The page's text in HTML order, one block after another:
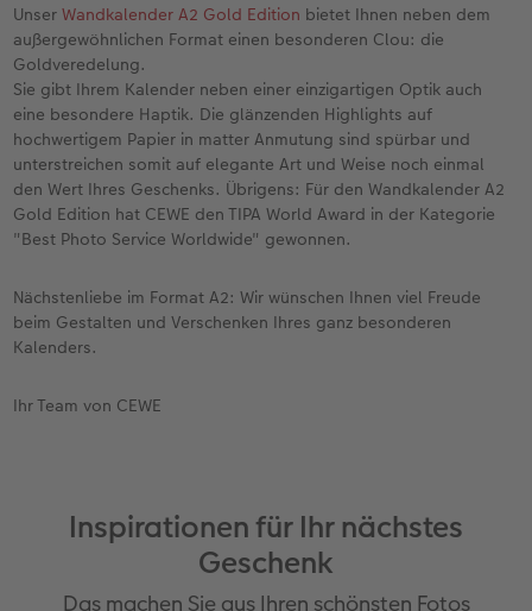
UnserWandkalender A2 Gold Edition bietet Ihnen neben dem
außergewöhnlichen Format einen besonderen Clou: die
Goldveredelung.
Sie gibt Ihrem Kalender neben einer einzigartigen Optik auch
eine besondere Haptik. Die glänzenden Highlights auf
hochwertigem Papier in matter Anmutung sind spürbar und
unterstreichen somit auf elegante Art und Weise noch einmal
den Wert Ihres Geschenks. Übrigens: Für den Wandkalender A2
Gold Edition hat CEWE den TIPA World Award in der Kategorie
"Best Photo Service Worldwide" gewonnen.
Nächstenliebe im Format A2: Wir wünschen Ihnen viel Freude
beim Gestalten und Verschenken Ihres ganz besonderen
Kalenders.
Ihr Team von CEWE
Inspirationen für Ihr nächstes
Geschenk
Das machen Sie aus Ihren schönsten Fotos